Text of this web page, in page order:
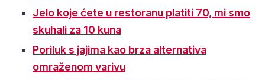
Jelo koje ćete u restoranu platiti 70, mi smo
skuhali za 10 kuna
Poriluk s jajima kao brza alternativa
omraženom varivu